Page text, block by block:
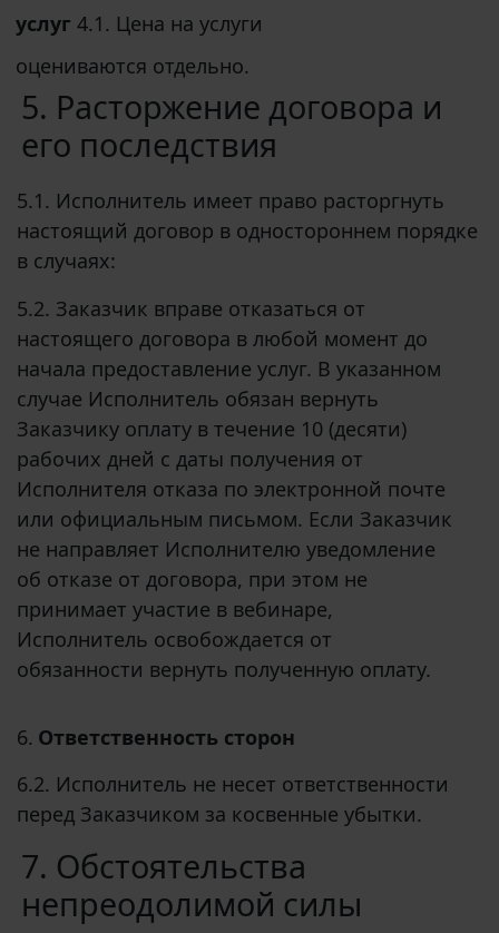
услуг 4.1. Цена на услуги
оцениваются отдельно.
5. Расторжение договора и
его последствия
5.1. Исполнитель имеет право расторгнуть
настоящий договор в одностороннем порядке
в случаях:
5.2. Заказчик вправе отказаться от
настоящего договора в любой момент до
начала предоставление услуг. В указанном
случае Исполнитель обязан вернуть
Заказчику оплату в течение 10 (десяти)
рабочих дней с даты получения от
Исполнителя отказа по электронной почте
или официальным письмом. Если Заказчик
не направляет Исполнителю уведомление
об отказе от договора, при этом не
принимает участие в вебинаре,
Исполнитель освобождается от
обязанности вернуть полученную оплату.
6. Ответственность сторон
6.2. Исполнитель не несет ответственности
перед Заказчиком за косвенные убытки.
7. Обстоятельства
непреодолимой силы